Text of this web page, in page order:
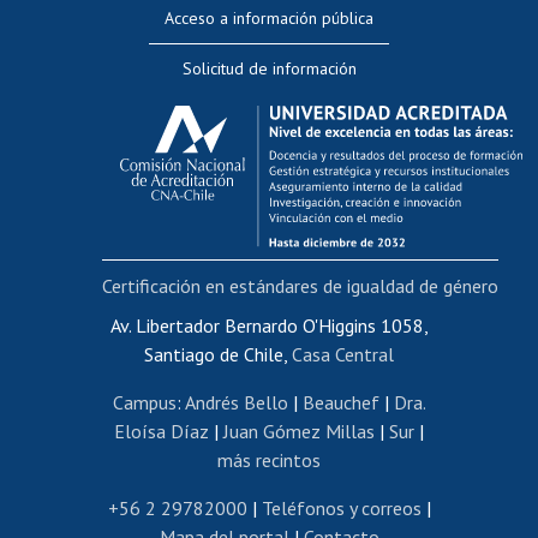
Evaluación docente
Calificación académica
Postulación al AUCAI
Funcionarias/os
Cursos internos de capacitación
Bienestar del personal
Portal de movilidad interna
Certificado de renta
Certificado de renta honorarios
Editar páginas blancas
Extranjeras/os
Revalidación y reconocimiento de títulos
Acceso a información pública
Solicitud de información
Av. Libertador Bernardo O'Higgins 1058,
Santiago de Chile, Casa Central
Campus: Andrés Bello | Beauchef| Dra.
Eloísa Díaz |Juan Gómez Millas | Sur |
más recintos
+56 2 29782000 | Teléfonos y correos |
Certificación en estándares de igualdad de género